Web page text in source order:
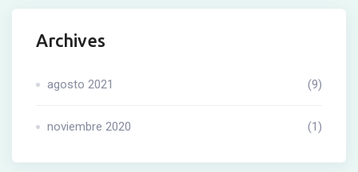
Archives
agosto 2021 (9)
noviembre 2020 (1)